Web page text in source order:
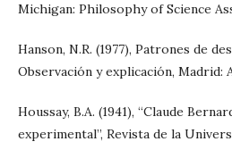
Michigan: Philosophy of Science
Hanson, N.R. (1977), Patrones de
Observación y explicación, Madrid:
Houssay, B.A. (1941), “Claude
experimental”, Revista de la